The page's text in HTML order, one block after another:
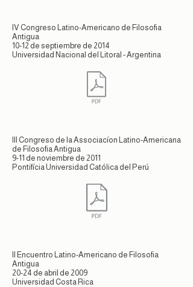
IV Congreso Latino-Americano de Filosofia
Antigua
10-12 de septiembre de 2014
Universidad Nacional del Litoral - Argentina
III Congreso de la Associacíon Latino-Americana
de Filosofia Antigua
9-11 de noviembre de 2011
Pontifícia Universidad Católica del Perú
II Encuentro Latino-Americano de Filosofia
Antigua
20-24 de abril de 2009
Universidad Costa Rica